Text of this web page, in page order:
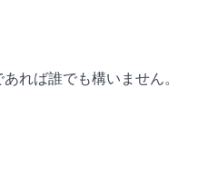
れば誰でも構いません。